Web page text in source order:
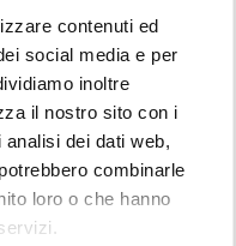
contenuti ed
social media e per
inoltre
il nostro sito con i
dei dati web,
combinarle
loro o che hanno
LINIE LINIA
w celu spełnienia
kuchnie o różnych
produkcyjnej.